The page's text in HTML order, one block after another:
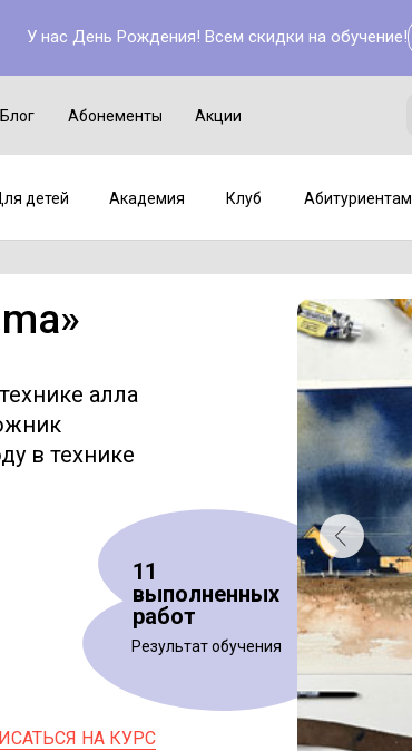
У нас День Рождения! Всем скидки на обучение!
Блог Акции
Абонементы
детей Академия Клуб Абитуриентам
Академия Клуб Мастер-классы
»
алла
в технике
НА КУРС
Результат обучения
11
выполненных
работ